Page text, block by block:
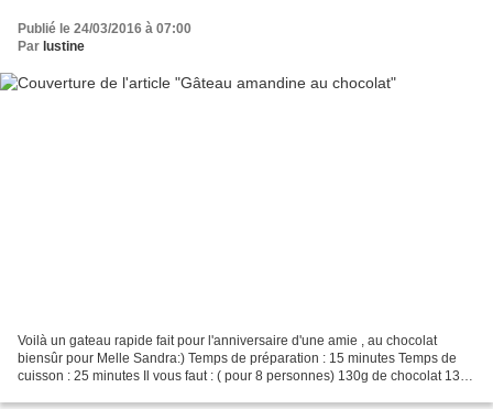
Publié le 24/03/2016 à 07:00
Par lustine
Voilà un gateau rapide fait pour l'anniversaire d'une amie , au chocolat
biensûr pour Melle Sandra:) Temps de préparation : 15 minutes Temps de
cuisson : 25 minutes Il vous faut : ( pour 8 personnes) 130g de chocolat 130